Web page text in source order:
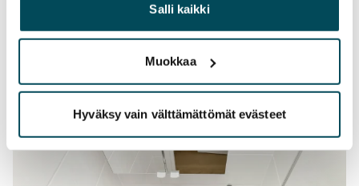
heille tai joita on kerätty, kun olet käyttänyt heidän
palvelujaan.
Salli kaikki
Muokkaa
Hyväksy vain välttämättömät evästeet